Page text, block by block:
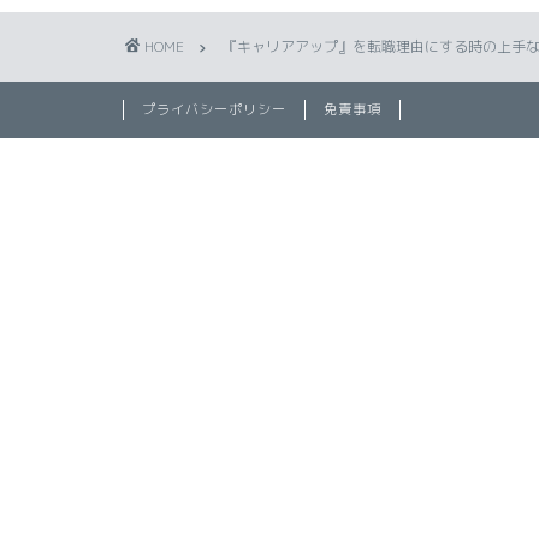
HOME 『キャリアアップ』を転職理由にする時の上手
プライバシーポリシー 免責事項